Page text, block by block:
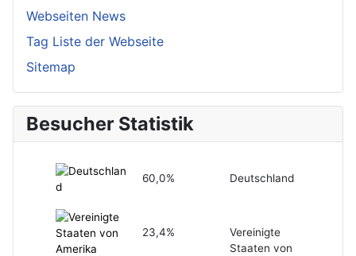
Webseiten News
Tag Liste der Webseite
Sitemap
Besucher Statistik
60,0% Deutschland
23,4%
Vereinigte
Staaten von